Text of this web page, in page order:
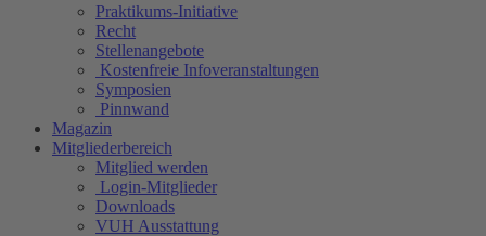
Praktikums-Initiative
Recht
Stellenangebote
Kostenfreie Infoveranstaltungen
Symposien
Pinnwand
Magazin
Mitgliederbereich
Mitglied werden
Login-Mitglieder
Downloads
VUH Ausstattung